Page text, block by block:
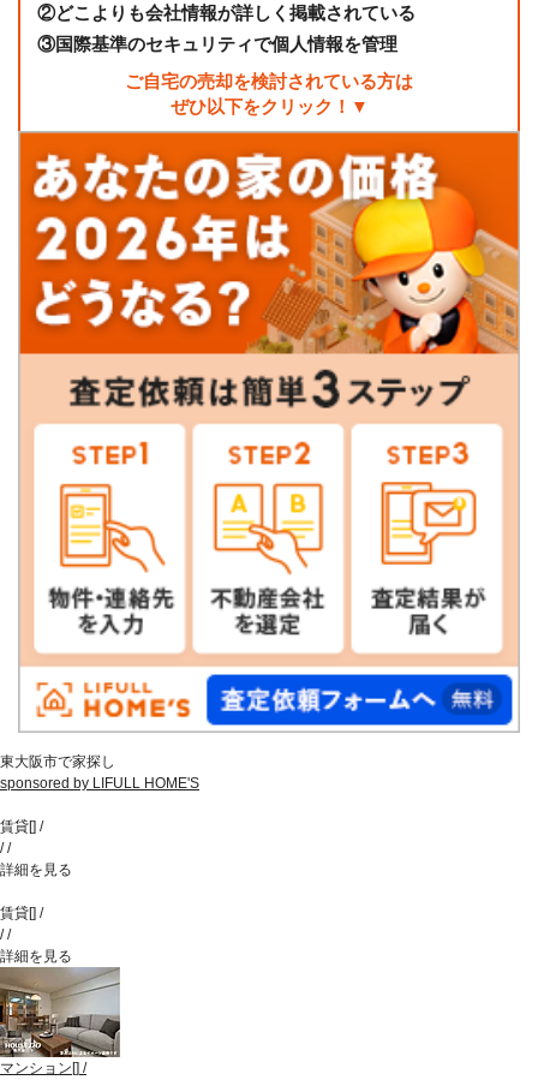
②どこよりも会社情報が詳しく掲載されている
③国際基準のセキュリティで個人情報を管理
ご自宅の売却を検討されている方は
ぜひ以下をクリック！▼
東大阪市で家探し
sponsored by LIFULL HOME'S
賃貸[] /
//
詳細を見る
賃貸[] /
//
詳細を見る
マンション [] /